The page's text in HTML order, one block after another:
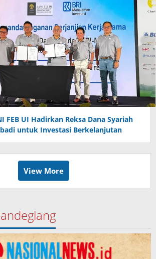
FEB UI Hadirkan Reksa Dana Syariah
untuk Investasi Berkelanjutan
View More